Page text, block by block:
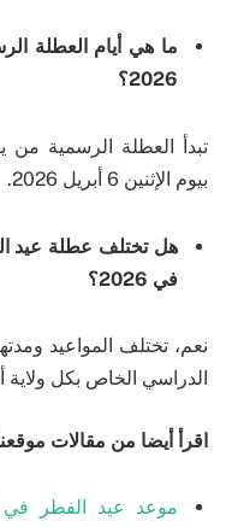
ما هي أيام العطلة
2026؟
بيوم الإثنين 6 أبريل 2026.
هل تختلف عطلة عيد
في 2026؟
نعم، تختلف المواعيد
الدراسي الخاص بكل ولاية
اقرأ أيضا من مقالات